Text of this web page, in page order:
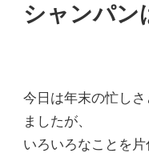
シャンパン
今日は年末の忙し
ましたが、
いろいろなことを